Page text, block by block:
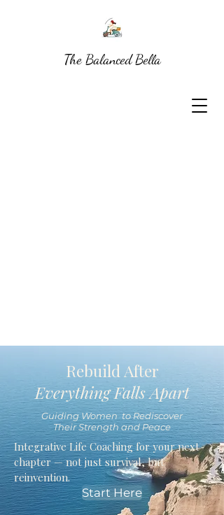
Rebuild After
Everything Falls Apart
Guiding Women to Rediscover
Their Strength and Peace
Integrative Life Coaching for your next
chapter — not just survival, but
reinvention.
Start Here
The Balanced Bella